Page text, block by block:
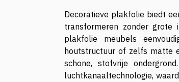
Decoratieve plakfolie biedt
transformeren zonder grote
plakfolie meubels
houtstructuur of zelfs matte
schone, stofvrije
luchtkanaaltechnologie,